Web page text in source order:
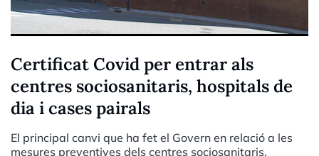
Certificat Covid per entrar als
centres sociosanitaris, hospitals de
dia i cases pairals
El principal canvi que ha fet el Govern en relació a les
mesures preventives dels centres sociosanitaris,